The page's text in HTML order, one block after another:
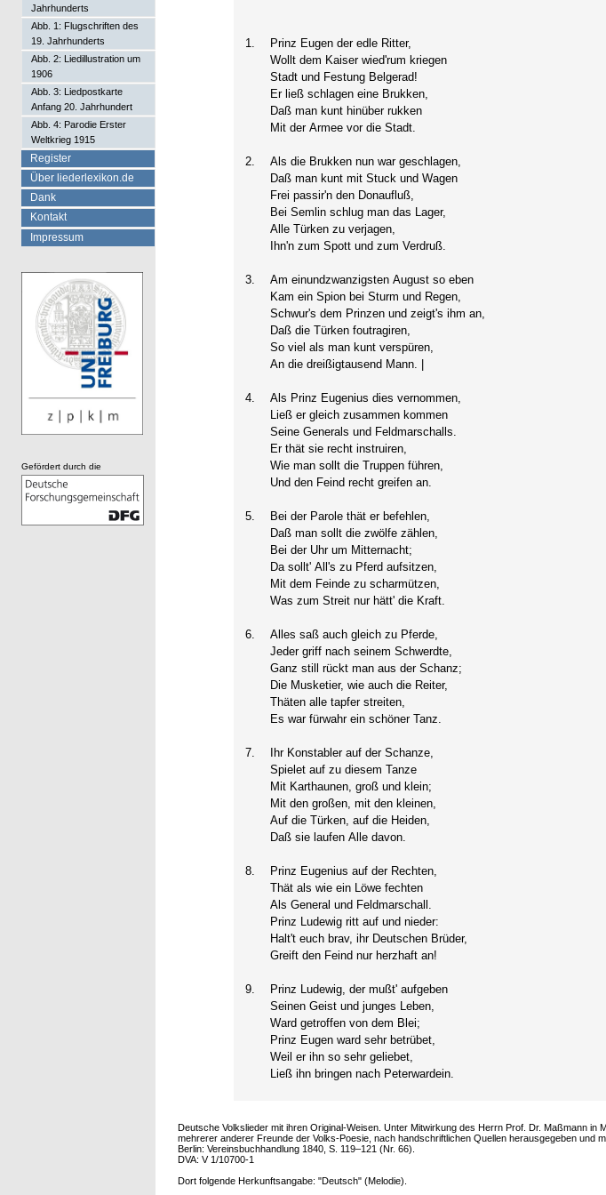
1.
Prinz Eugen der edle Ritter,
Wollt dem Kaiser wied'rum kriegen
Stadt und Festung Belgerad!
Er ließ schlagen eine Brukken,
Daß man kunt hinüber rukken
Mit der Armee vor die Stadt.
2.
Als die Brukken nun war geschlagen,
Daß man kunt mit Stuck und Wagen
Frei passir'n den Donaufluß,
Bei Semlin schlug man das Lager,
Alle Türken zu verjagen,
Ihn'n zum Spott und zum Verdruß.
3.
Am einundzwanzigsten August so eben
Kam ein Spion bei Sturm und Regen,
Schwur's dem Prinzen und zeigt's ihm an,
Daß die Türken foutragiren,
So viel als man kunt verspüren,
An die dreißigtausend Mann. |
4.
Als Prinz Eugenius dies vernommen,
Ließ er gleich zusammen kommen
Seine Generals und Feldmarschalls.
Er thät sie recht instruiren,
Wie man sollt die Truppen führen,
Und den Feind recht greifen an.
5.
Bei der Parole thät er befehlen,
Daß man sollt die zwölfe zählen,
Bei der Uhr um Mitternacht;
Da sollt' All's zu Pferd aufsitzen,
Mit dem Feinde zu scharmützen,
Was zum Streit nur hätt' die Kraft.
6.
Alles saß auch gleich zu Pferde,
Jeder griff nach seinem Schwerdte,
Ganz still rückt man aus der Schanz;
Die Musketier, wie auch die Reiter,
Thäten alle tapfer streiten,
Es war fürwahr ein schöner Tanz.
7.
Ihr Konstabler auf der Schanze,
Spielet auf zu diesem Tanze
Mit Karthaunen, groß und klein;
Mit den großen, mit den kleinen,
Auf die Türken, auf die Heiden,
Daß sie laufen Alle davon.
8.
Prinz Eugenius auf der Rechten,
Thät als wie ein Löwe fechten
Als General und Feldmarschall.
Prinz Ludewig ritt auf und nieder:
Halt't euch brav, ihr Deutschen Brüder,
Greift den Feind nur herzhaft an!
9.
Prinz Ludewig, der mußt' aufgeben
Seinen Geist und junges Leben,
Ward getroffen von dem Blei;
Prinz Eugen ward sehr betrübet,
Weil er ihn so sehr geliebet,
Ließ ihn bringen nach Peterwardein.
Deutsche Volkslieder mit ihren Original-Weisen. Unter Mitwirkung des Herrn Prof. Dr. Maßmann in
mehrerer anderer Freunde der Volks-Poesie, nach handschriftlichen Quellen herausgegeben und
Berlin: Vereinsbuchhandlung 1840, S. 119–121 (Nr. 66).
DVA: V 1/10700-1
Dort folgende Herkunftsangabe: "Deutsch" (Melodie).
Jahrhunderts
Abb. 1: Flugschriften des
19. Jahrhunderts
Abb. 2: Liedillustration um
1906
Abb. 3: Liedpostkarte
Anfang 20. Jahrhundert
Abb. 4: Parodie Erster
Weltkrieg 1915
Register
Über liederlexikon.de
Dank
Kontakt
Impressum
Gefördert durch die